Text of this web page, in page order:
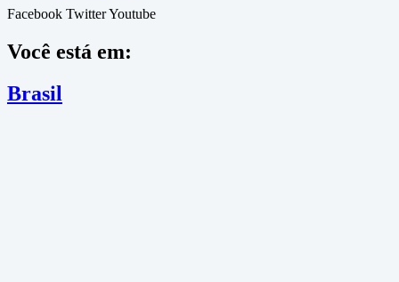
Facebook TwitterYoutube
Você está em:
Brasil